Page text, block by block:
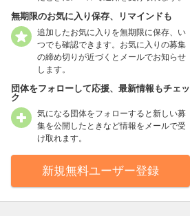
無期限のお気に入り保存、リマインドも
追加したお気に入りを無期限に保存、い
つでも確認できます。お気に入りの募集
の締め切りが近づくとメールでお知らせ
します。
団体をフォローして応援、最新情報もチェッ
ク
気になる団体をフォローすると新しい募
集を公開したときなど情報をメールで受
け取れます。
新規無料ユーザー登録